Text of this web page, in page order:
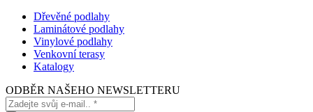
Dřevěné podlahy
Laminátové podlahy
Vinylové podlahy
Venkovní terasy
Katalogy
ODBĚR NAŠEHO NEWSLETTERU